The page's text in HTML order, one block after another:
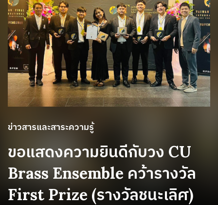
ข่าวสารและสาระความรู้
ขอแสดงความยินดีกับวง CU
Brass Ensemble คว้ารางวัล
First Prize (รางวัลชนะเลิศ)